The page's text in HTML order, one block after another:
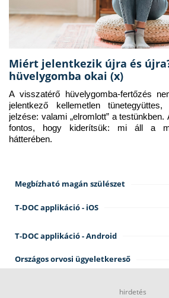
Miért jelentkezik újra és
hüvelygomba okai (x)
A visszatérő hüvelygomba-fertőzés
jelentkező kellemetlen
jelzése: valami „elromlott” a
fontos, hogy kiderítsük: mi áll a
hátterében.
Megbízható magán szülészet
T-DOC applikáció - iOS
T-DOC applikáció - Android
Országos orvosi ügyeletkereső
hirdetés